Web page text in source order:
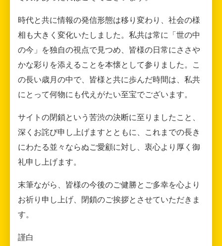
時代と共に情報の発信形態は移り変わり、社会の様
相も大きく変化いたしました。私共は常に「世の中
の今」を独自の視点で見つめ、皆様の日常にささや
かな彩りを添えることを本懐として参りました。こ
の長い歳月の中で、皆様と共に歩んだ時間は、私共
にとって何物にも代えがたい至宝でございます。
サイトの閉鎖という苦渋の決断に至りましたこと、
深くお詫び申し上げますとともに、これまでの長き
にわたる並々ならぬご愛顧に対し、衷心より厚く御
礼申し上げます。
末筆ながら、皆様の今後のご健勝とご多幸を心より
お祈り申し上げ、閉鎖のご挨拶とさせていただきま
す。
謹白